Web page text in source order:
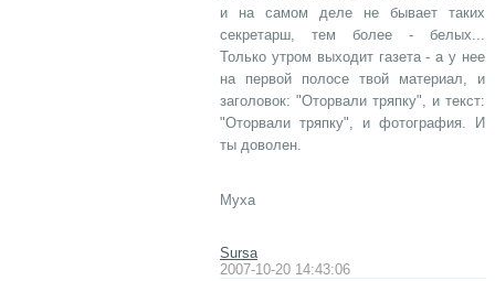
и на самом деле не бывает таких
секретарш, тем более - белых...
Только утром выходит газета - а у нее
на первой полосе твой материал, и
заголовок: "Оторвали тряпку", и текст:
"Оторвали тряпку", и фотография. И
ты доволен.
Myxa
Sursa
2007-10-20 14:43:06